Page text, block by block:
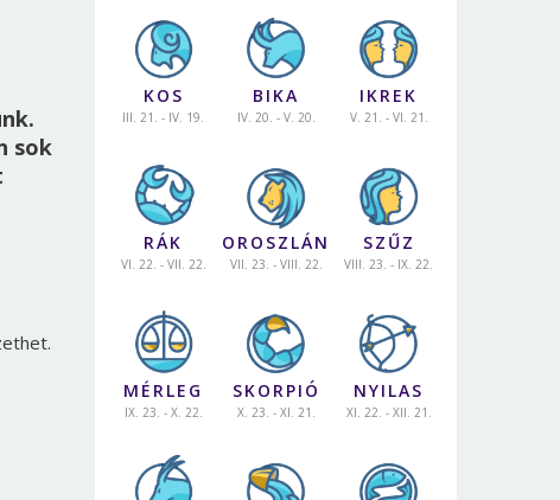
sok
KOS
III. 21. - IV. 19.
BIKA
IV. 20. - V. 20.
IKREK
V. 21. - VI. 21.
RÁK
VI. 22. - VII. 22.
OROSZLÁN
VII. 23. - VIII. 22.
SZŰZ
VIII. 23. - IX. 22.
MÉRLEG
IX. 23. - X. 22.
SKORPIÓ
X. 23. - XI. 21.
NYILAS
XI. 22. - XII. 21.